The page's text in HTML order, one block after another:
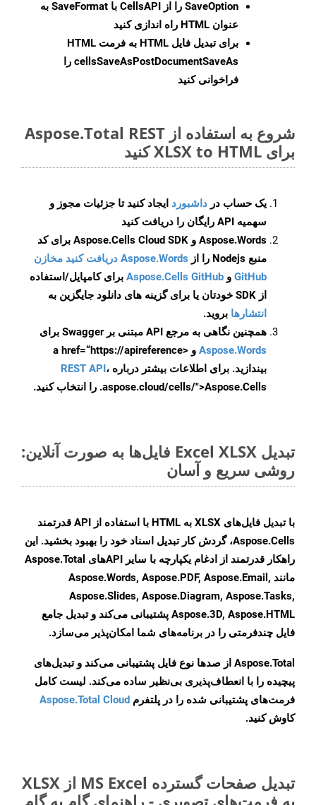
SaveOption
را از CellsAPI با SaveFormat به
عنوان HTML راه اندازی کنید
برای تبدیل فایل HTML به فرمت
HTML
cellsSaveAsPostDocumentSaveAs را
فراخوانی کنید
شروع به استفاده از Aspose.Total REST
برای XLSX to HTML کنید
یک حساب در داشبورد ایجاد کنید تا جزئیات مجوز و
سهمیه API رایگان را دریافت کنید
Aspose.Words و Aspose.Cells Cloud SDK برای کد
منبع Nodejs را از
Aspose.Words دریافت کنید مخازن
GitHub و Aspose.Cells GitHub برای کامپایل/استفاده
از SDK خودتان یا برای گزینه های دانلود جایگزین به
انتشارها بروید.
همچنین نگاهی به مرجع API مبتنی بر Swagger برای
Aspose.Words
و <a href=“https://apireference
بیندازید. برای اطلاعات بیشتر درباره REST API،
.aspose.cloud/cells/">Aspose.Cells را انتخاب کنید.
تبدیل Excel XLSX فایل‌ها به صورت آنلاین:
روشی سریع و آسان
با تبدیل فایل‌های XLSX به HTML با استفاده از API قدرتمند
Aspose.Cells، گردش کار تبدیل اسناد خود را بهبود بخشید. این
راهکار قدرتمند از ادغام یکپارچه با سایر APIهای Aspose.Total
مانند Aspose.Words, Aspose.PDF, Aspose.Email,
Aspose.Slides, Aspose.Diagram, Aspose.Tasks,
Aspose.3D, Aspose.HTML پشتیبانی می‌کند و تبدیل جامع
فایل چندفرمتی را در برنامه‌های شما امکان‌پذیر می‌سازد.
Aspose.Total از صدها نوع فایل پشتیبانی می‌کند و تبدیل‌های
پیچیده را با انعطاف‌پذیری بی‌نظیر ساده می‌کند. لیست کامل
فرمت‌های پشتیبانی شده را در پلتفرم Aspose.Total Cloud
کاوش کنید.
تبدیل صفحات گسترده MS Excel از XLSX